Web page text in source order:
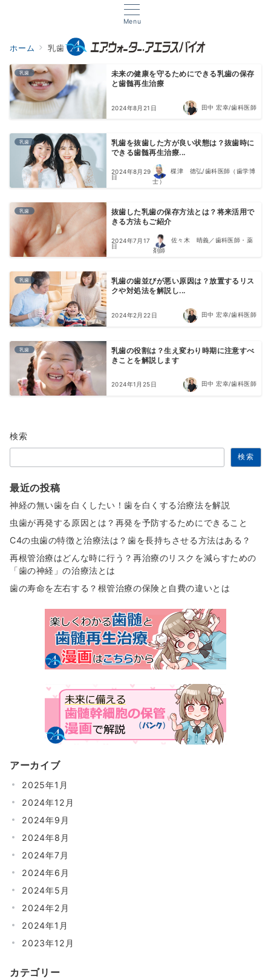
Menu
ホーム 乳歯
乳歯
未来の健康を守るためにできる乳歯の保存
と歯髄再生治療
2024年8月21日 田中 宏幸/歯科医師
乳歯
乳歯を抜歯した方が良い状態は？抜歯時に
できる歯髄再生治療...
2024年8月29
日
楳津 徳弘/歯科医師（歯学博
士）
乳歯
抜歯した乳歯の保存方法とは？将来活用で
きる方法もご紹介
2024年7月17
日
佐々木 晴義／歯科医師・薬
剤師
乳歯
乳歯の歯並びが悪い原因は？放置するリス
クや対処法を解説し...
2024年2月22日 田中 宏幸/歯科医師
乳歯
乳歯の役割は？生え変わり時期に注意すべ
きことを解説します
2024年1月25日 田中 宏幸/歯科医師
検索
検索
最近の投稿
神経の無い歯を白くしたい！歯を白くする治療法を解説
虫歯が再発する原因とは？再発を予防するためにできること
C4の虫歯の特徴と治療法は？歯を長持ちさせる方法はある？
再根管治療はどんな時に行う？再治療のリスクを減らすための
「歯の神経」の治療法とは
歯の寿命を左右する？根管治療の保険と自費の違いとは
アーカイブ
2025年1月
2024年12月
2024年9月
2024年8月
2024年7月
2024年6月
2024年5月
2024年2月
2024年1月
2023年12月
カテゴリー